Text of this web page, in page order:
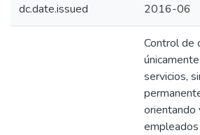
dc.date.issued 2016-06
Control de
servicios,
orientando